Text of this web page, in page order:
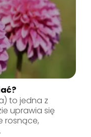
to jedna z
uprawia się
rosnące,